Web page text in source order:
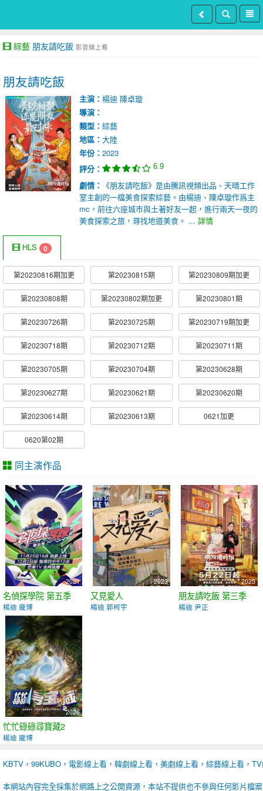
綜藝 朋友請吃飯 影音線上看
朋友請吃飯
主演： 楊迪 陳卓璇
導演：
類型： 綜藝
地區： 大陸
年份： 2023
評分：
6.9
劇情：
《朋友請吃飯》是由騰訊視頻出品、天晴工作
室主創的一檔美食探索綜藝。由楊迪、陳卓璇作爲主
mc，前往六座城市與土著好友一起，進行兩天一夜的
美食探索之旅，尋找地道美食。 ... 詳情
HLS 0
第20230816期加更 第20230815期 第20230809期加更
第20230808期 第20230802期加更 第20230801期
第20230726期 第20230725期 第20230719期加更
第20230718期 第20230712期 第20230711期
第20230705期 第20230704期 第20230628期
第20230627期 第20230621期 第20230620期
第20230614期 第20230613期 0621加更
0620第02期
同主演作品
2021
名偵探學院 第五季
楊迪 龐博
2023
又見愛人
楊迪 郭柯宇
2025
朋友請吃飯 第三季
楊迪 尹正
2026
忙忙碌碌尋寶藏2
楊迪 龐博
KBTV，99KUBO，電影線上看，韓劇線上看，美劇線上看，綜藝線上看，
本網站內容完全採集於網路上之公開資源，本站不提供也不參與任何影片檔